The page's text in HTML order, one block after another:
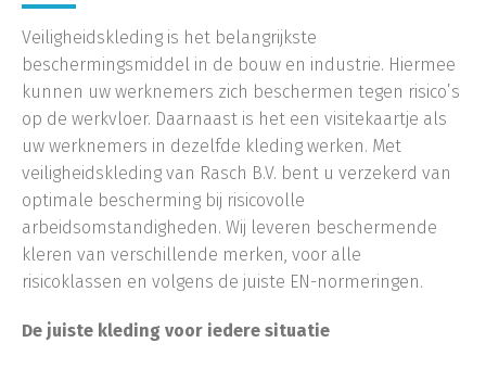
Veiligheidskleding is het belangrijkste
beschermingsmiddel in de bouw en industrie. Hiermee
kunnen uw werknemers zich beschermen tegen risico’s
op de werkvloer. Daarnaast is het een visitekaartje als
uw werknemers in dezelfde kleding werken. Met
veiligheidskleding van Rasch B.V. bent u verzekerd van
optimale bescherming bij risicovolle
arbeidsomstandigheden. Wij leveren beschermende
kleren van verschillende merken, voor alle
risicoklassen en volgens de juiste EN-normeringen.
De juiste kleding voor iedere situatie